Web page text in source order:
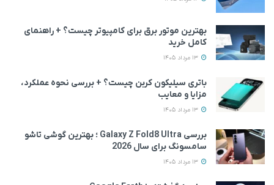
بهترین موتور برق برای کامپیوتر چیست؟ + راهنمای
کامل خرید
باتری سیلیکون کربن چیست؟ + بررسی نحوه عملکرد،
مزایا و معایب
بررسی Galaxy Z Fold8 Ultra ؛ بهترین گوشی تاشو
سامسونگ برای سال 2026